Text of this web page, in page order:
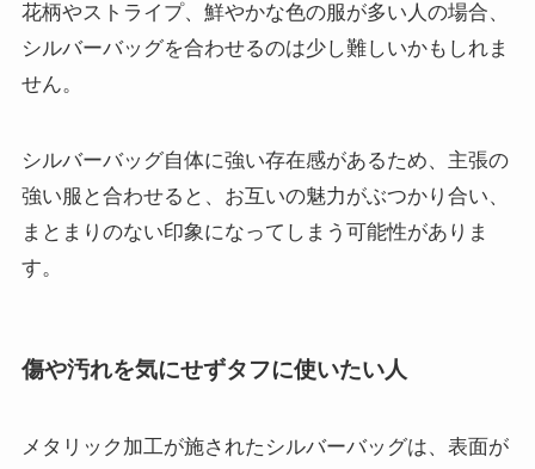
花柄やストライプ、鮮やかな色の服が多い人の場合、
シルバーバッグを合わせるのは少し難しいかもしれま
せん。
シルバーバッグ自体に強い存在感があるため、主張の
強い服と合わせると、お互いの魅力がぶつかり合い、
まとまりのない印象になってしまう可能性がありま
す。
傷や汚れを気にせずタフに使いたい人
メタリック加工が施されたシルバーバッグは、表面が